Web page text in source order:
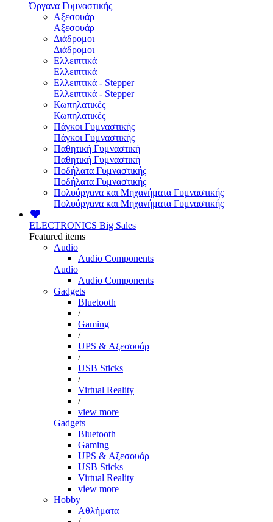
Όργανα Γυμναστικής
Αξεσουάρ
Αξεσουάρ
Διάδρομοι
Διάδρομοι
Ελλειπτικά
Ελλειπτικά
Ελλειπτικά - Stepper
Ελλειπτικά - Stepper
Κωπηλατικές
Κωπηλατικές
Πάγκοι Γυμναστικής
Πάγκοι Γυμναστικής
Παθητική Γυμναστική
Παθητική Γυμναστική
Ποδήλατα Γυμναστικής
Ποδήλατα Γυμναστικής
Πολυόργανα και Μηχανήματα Γυμναστικής
Πολυόργανα και Μηχανήματα Γυμναστικής
ELECTRONICS Big Sales
Featured items
Audio
Audio Components
Audio
Audio Components
Gadgets
Bluetooth
/
Gaming
/
UPS & Αξεσουάρ
/
USB Sticks
/
Virtual Reality
/
view more
Gadgets
Bluetooth
Gaming
UPS & Αξεσουάρ
USB Sticks
Virtual Reality
view more
Hobby
Αθλήματα